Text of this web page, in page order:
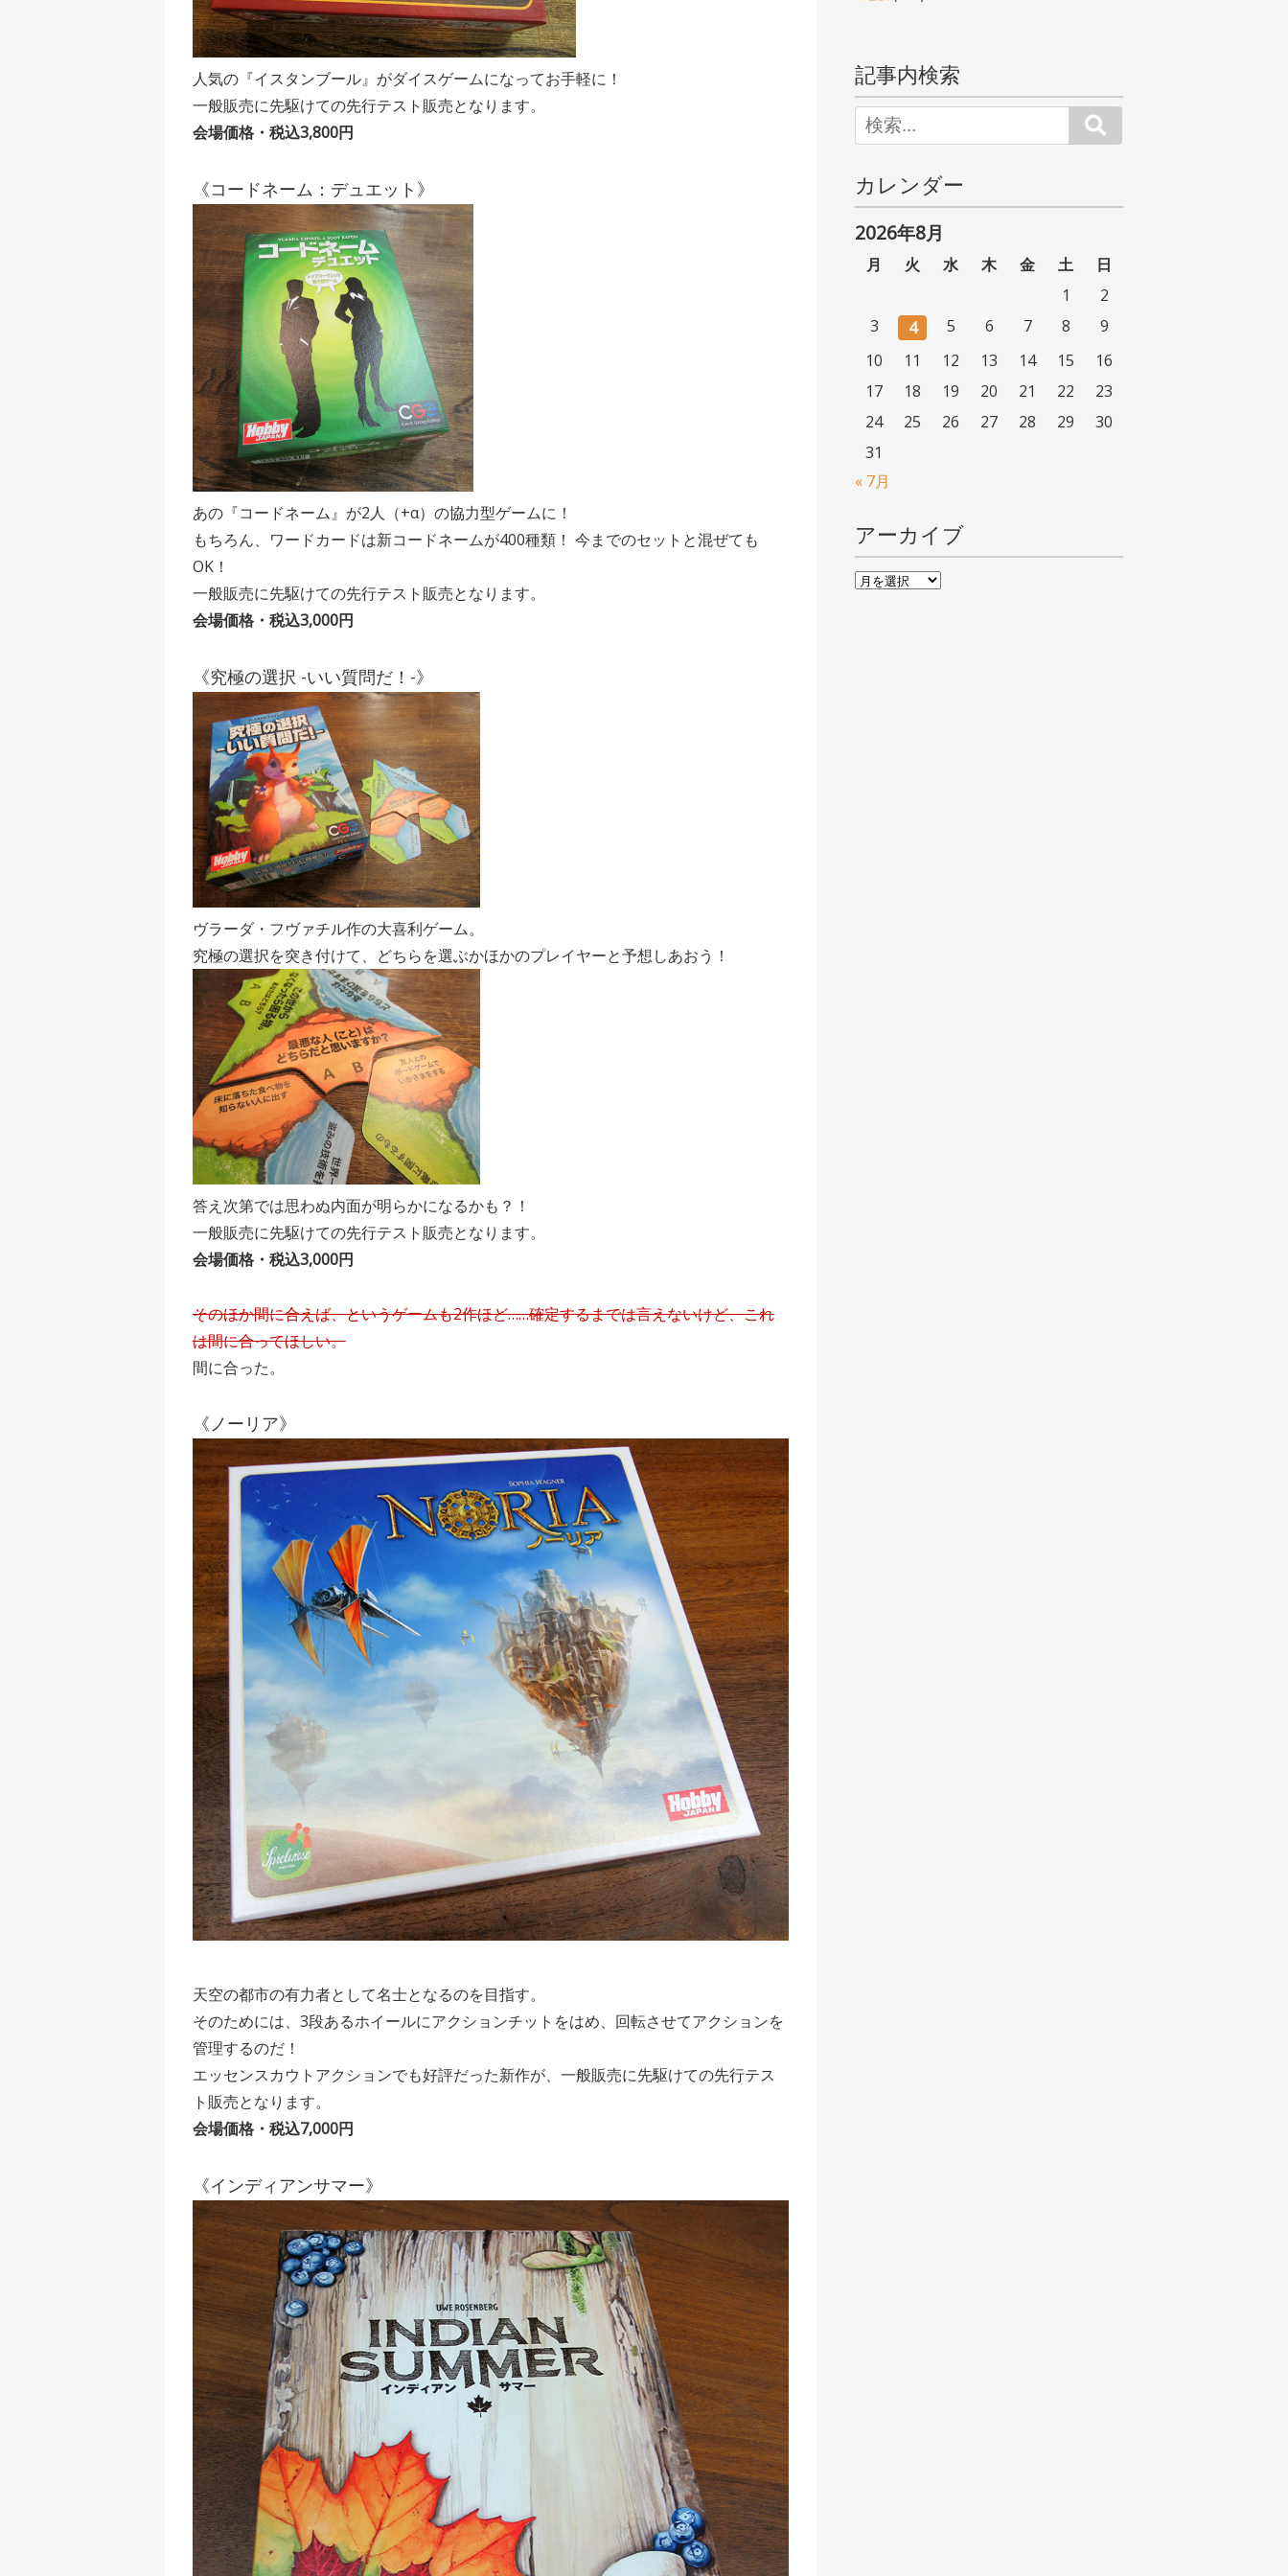
人気の『イスタンブール』がダイスゲームになってお手軽に！
一般販売に先駆けての先行テスト販売となります。
会場価格・税込3,800円
《コードネーム：デュエット》
あの『コードネーム』が2人（+α）の協力型ゲームに！
もちろん、ワードカードは新コードネームが400種類！ 今までのセットと混ぜても
OK！
一般販売に先駆けての先行テスト販売となります。
会場価格・税込3,000円
《究極の選択 -いい質問だ！-》
ヴラーダ・フヴァチル作の大喜利ゲーム。
究極の選択を突き付けて、どちらを選ぶかほかのプレイヤーと予想しあおう！
答え次第では思わぬ内面が明らかになるかも？！
一般販売に先駆けての先行テスト販売となります。
会場価格・税込3,000円
そのほか間に合えば、というゲームも2作ほど……確定するまでは言えないけど、これ
は間に合ってほしい。
間に合った。
《ノーリア》
天空の都市の有力者として名士となるのを目指す。
そのためには、3段あるホイールにアクションチットをはめ、回転させてアクションを
管理するのだ！
エッセンスカウトアクションでも好評だった新作が、一般販売に先駆けての先行テス
ト販売となります。
会場価格・税込7,000円
《インディアンサマー》
記事内検索
カレンダー
2026年8月
月 火 水 木 金 土
日
1
2
3
4 5 6 7 8
9
10
11 12 13 14 15
16
17
18 19 20 21 22
23
24
25 26 27 28 29
30
31
« 7月
アーカイブ
ア